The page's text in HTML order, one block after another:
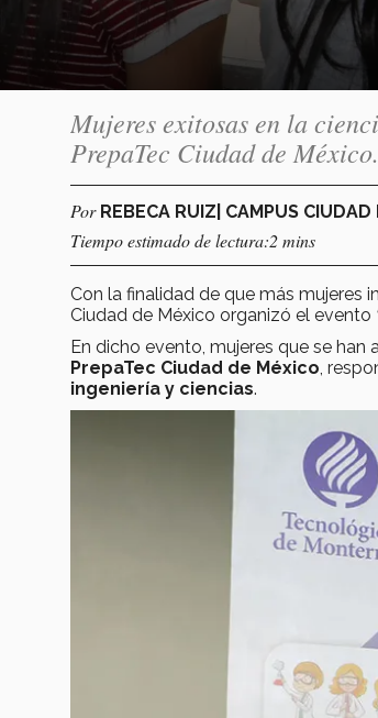
Mujeres exitosas en la
PrepaTec Ciudad de México.
Por REBECA RUIZ| CAMPUS CIUDAD
Tiempo estimado de lectura:2 mins
Con la finalidad de que más mujeres
Ciudad de México organizó el evento
En dicho evento, mujeres que se
PrepaTec Ciudad de México ,
ingeniería y ciencias.